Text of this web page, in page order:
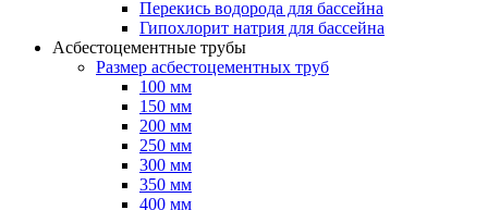
Перекись водорода для бассейна
Гипохлорит натрия для бассейна
Асбестоцементные трубы
Размер асбестоцементных труб
100 мм
150 мм
200 мм
250 мм
300 мм
350 мм
400 мм